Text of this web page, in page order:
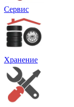
Сервис
Хранение